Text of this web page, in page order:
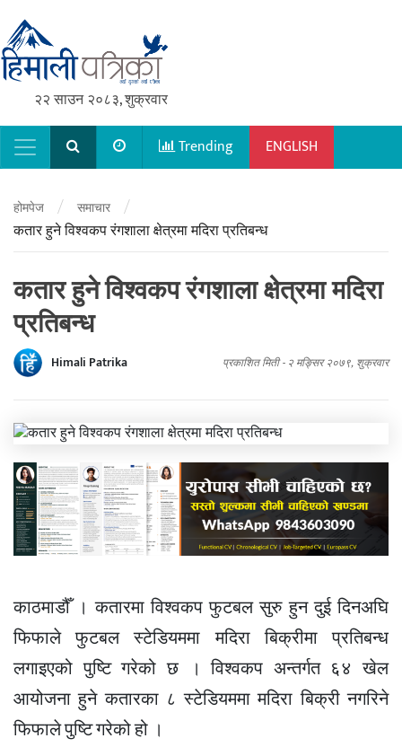
२२ साउन २०८३, शुक्रवार
Main NavigationTrending ENGLISH
होमपेज / समाचार /
कतार हुने विश्वकप रंगशाला क्षेत्रमा मदिरा प्रतिबन्ध
कतार हुने विश्वकप रंगशाला क्षेत्रमा मदिरा
प्रतिबन्ध
Himali Patrika प्रकाशित मिती - २ मङ्सिर २०७९, शुक्रवार
काठमाडौँ । कतारमा विश्वकप फुटबल सुरु हुन दुई दिनअघि
फिफाले फुटबल स्टेडियममा मदिरा बिक्रीमा प्रतिबन्ध
लगाइएको पुष्टि गरेको छ । विश्वकप अन्तर्गत ६४ खेल
आयोजना हुने कतारका ८ स्टेडियममा मदिरा बिक्री नगरिने
फिफाले पुष्टि गरेको हो ।